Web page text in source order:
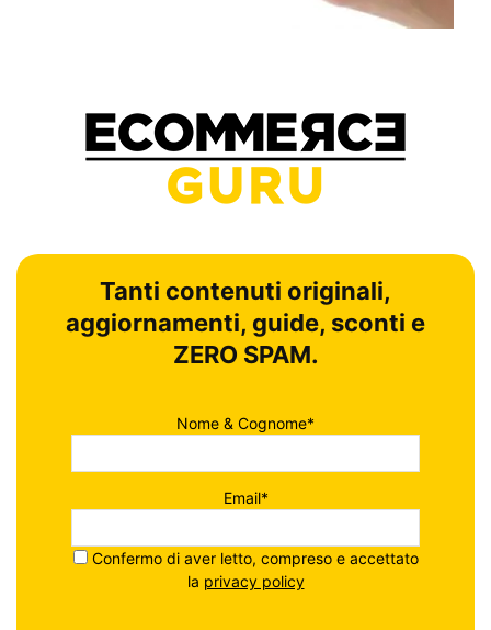
Tanti contenuti originali,
aggiornamenti, guide, sconti e
ZERO SPAM.
Nome & Cognome*
Email*
Confermo di aver letto, compreso e accettato
la privacy policy